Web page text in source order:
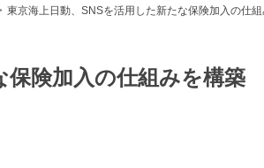
東京海上日動、SNSを活用した新たな保険加入の仕
保険加入の仕組みを構築